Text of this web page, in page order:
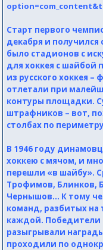
Старт первого
декабря и
было стадионов с
для хоккея с шайбой
из русского хоккея
отлетали при
контуры площадки.
штрафников – вот,
столбах по
В 1946 году
хоккею с мячом, и
перешли «в шайбу».
Трофимов, Блинков,
Чернышов… К тому
команд, разбитых на
каждой. Победители
разыгрывали
проходили по